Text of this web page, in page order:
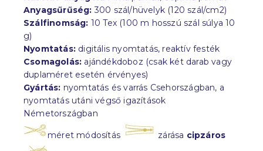
Anyagsűrűség: 300 szál/hüvelyk (120 szál/cm2)
Szálfinomság: 10 Tex (100 m hosszú szál súlya 10
g)
Nyomtatás: digitális nyomtatás, reaktív festék
Csomagolás: ajándékdoboz (csak két darab vagy
duplaméret esetén érvényes)
Gyártás: nyomtatás és varrás Csehországban, a
nyomtatás utáni végső igazítások
Németországban
méret módosítás zárása cipzáros